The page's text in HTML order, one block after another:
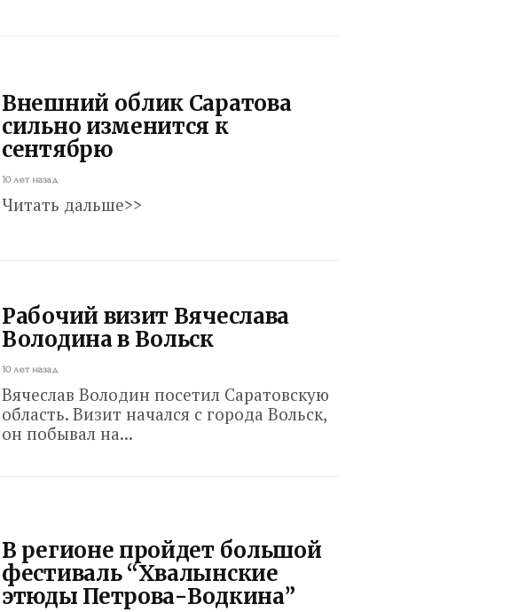
Внешний облик Саратова
сильно изменится к
сентябрю
10 лет назад
Читать дальше>>
Рабочий визит Вячеслава
Володина в Вольск
10 лет назад
Вячеслав Володин посетил Саратовскую
область. Визит начался с города Вольск,
он побывал на...
В регионе пройдет большой
фестиваль “Хвалынские
этюды Петрова-Водкина”